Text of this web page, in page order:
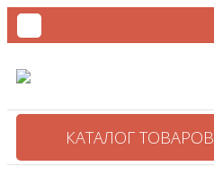
КАТАЛОГ ТОВАРОВ